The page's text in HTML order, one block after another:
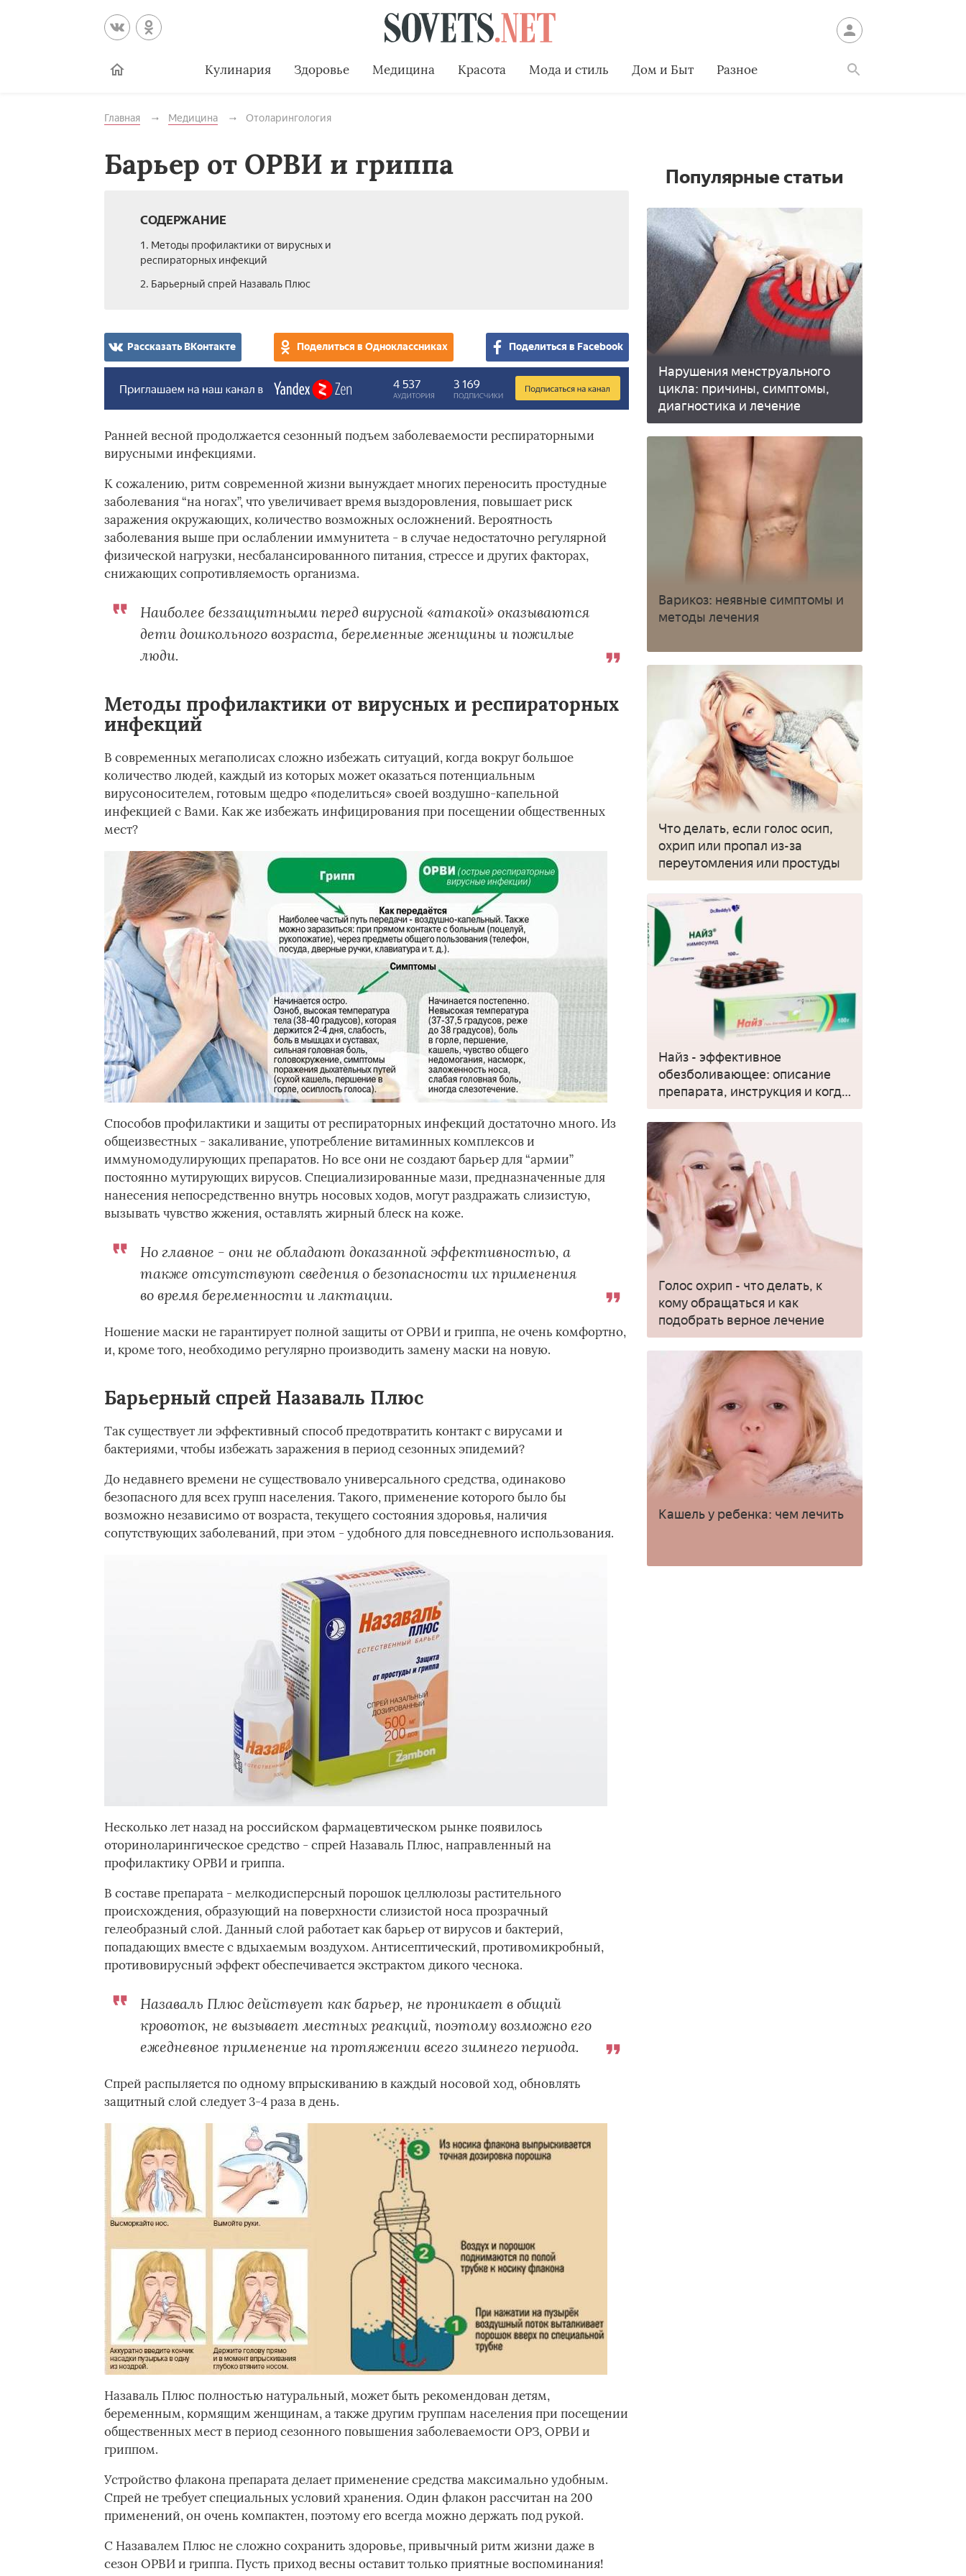
Кулинария Здоровье Медицина Красота Мода и стиль Дом и Быт Разное
Главная Медицина Отоларингология
Барьер от ОРВИ и гриппа
СОДЕРЖАНИЕ
1. Методы профилактики от вирусных и
респираторных инфекций
2. Барьерный спрей Назаваль Плюс
Рассказать ВКонтакте Поделиться в Одноклассниках Поделиться в Facebook
Ранней весной продолжается сезонный подъем заболеваемости респираторными
вирусными инфекциями.
К сожалению, ритм современной жизни вынуждает многих переносить простудные
заболевания “на ногах”, что увеличивает время выздоровления, повышает риск
заражения окружающих, количество возможных осложнений. Вероятность
заболевания выше при ослаблении иммунитета - в случае недостаточно регулярной
физической нагрузки, несбалансированного питания, стрессе и других факторах,
снижающих сопротивляемость организма.
Наиболее беззащитными перед вирусной «атакой» оказываются
дети дошкольного возраста, беременные женщины и пожилые
люди.
Методы профилактики от вирусных и респираторных
инфекций
В современных мегаполисах сложно избежать ситуаций, когда вокруг большое
количество людей, каждый из которых может оказаться потенциальным
вирусоносителем, готовым щедро «поделиться» своей воздушно-капельной
инфекцией с Вами. Как же избежать инфицирования при посещении общественных
мест?
Способов профилактики и защиты от респираторных инфекций достаточно много. Из
общеизвестных - закаливание, употребление витаминных комплексов и
иммуномодулирующих препаратов. Но все они не создают барьер для “армии”
постоянно мутирующих вирусов. Специализированные мази, предназначенные для
нанесения непосредственно внутрь носовых ходов, могут раздражать слизистую,
вызывать чувство жжения, оставлять жирный блеск на коже.
Но главное - они не обладают доказанной эффективностью, а
также отсутствуют сведения о безопасности их применения
во время беременности и лактации.
Ношение маски не гарантирует полной защиты от ОРВИ и гриппа, не очень комфортно,
и, кроме того, необходимо регулярно производить замену маски на новую.
Барьерный спрей Назаваль Плюс
Так существует ли эффективный способ предотвратить контакт с вирусами и
бактериями, чтобы избежать заражения в период сезонных эпидемий?
До недавнего времени не существовало универсального средства, одинаково
безопасного для всех групп населения. Такого, применение которого было бы
возможно независимо от возраста, текущего состояния здоровья, наличия
сопутствующих заболеваний, при этом - удобного для повседневного использования.
Несколько лет назад на российском фармацевтическом рынке появилось
оториноларингическое средство - спрей Назаваль Плюс, направленный на
профилактику ОРВИ и гриппа.
В составе препарата - мелкодисперсный порошок целлюлозы растительного
происхождения, образующий на поверхности слизистой носа прозрачный
гелеобразный слой. Данный слой работает как барьер от вирусов и бактерий,
попадающих вместе с вдыхаемым воздухом. Антисептический, противомикробный,
противовирусный эффект обеспечивается экстрактом дикого чеснока.
Назаваль Плюс действует как барьер, не проникает в общий
кровоток, не вызывает местных реакций, поэтому возможно его
ежедневное применение на протяжении всего зимнего периода.
Спрей распыляется по одному впрыскиванию в каждый носовой ход, обновлять
защитный слой следует 3-4 раза в день.
Назаваль Плюс полностью натуральный, может быть рекомендован детям,
беременным, кормящим женщинам, а также другим группам населения при посещении
общественных мест в период сезонного повышения заболеваемости ОРЗ, ОРВИ и
гриппом.
Устройство флакона препарата делает применение средства максимально удобным.
Спрей не требует специальных условий хранения. Один флакон рассчитан на 200
применений, он очень компактен, поэтому его всегда можно держать под рукой.
С Назавалем Плюс не сложно сохранить здоровье, привычный ритм жизни даже в
сезон ОРВИ и гриппа. Пусть приход весны оставит только приятные воспоминания!
Популярные статьи
Нарушения менструального
цикла: причины, симптомы,
диагностика и лечение
Варикоз: неявные симптомы и
методы лечения
Что делать, если голос осип,
охрип или пропал из-за
переутомления или простуды
Найз - эффективное
обезболивающее: описание
препарата, инструкция и когда
применять
Голос охрип - что делать, к
кому обращаться и как
подобрать верное лечение
Кашель у ребенка: чем лечить